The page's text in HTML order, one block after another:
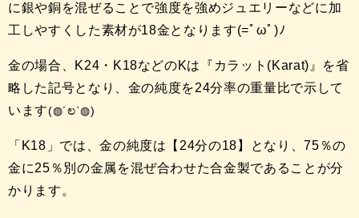
に銀や銅を混ぜることで強度を強めジュエリーなどに加
工しやすくした素材が18金となります(=ﾟωﾟ)ﾉ
金の場合、K24・K18などのKは『カラット(Karat)』を省
略した記号となり、金の純度を24分率の重量比で示して
います(◍´ಲ`◍)
「K18」では、金の純度は【24分の18】となり、75％の
金に25％別の金属を混ぜ合わせた合金製であることが分
かります。